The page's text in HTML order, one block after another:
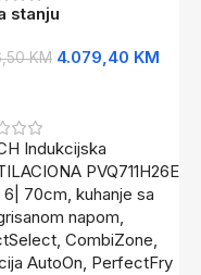
stanju
KM 4.079,40 KM
Indukcijska
PVQ711H26E
6| 70cm, kuhanje sa
napom,
CombiZone,
AutoOn, PerfectFry